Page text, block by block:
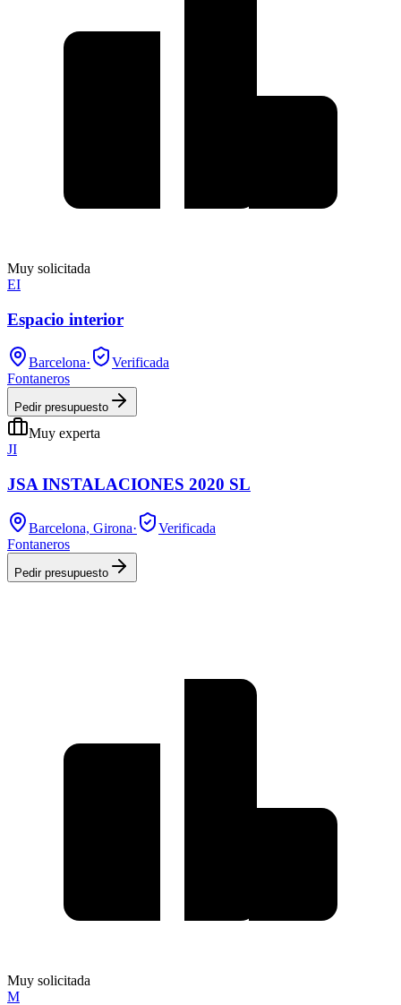
Muy solicitada
EI
Espacio interior
Barcelona·
Verificada
Fontaneros
Pedir presupuesto
Muy experta
JI
JSA INSTALACIONES 2020 SL
Barcelona, Girona·
Verificada
Fontaneros
Pedir presupuesto
Muy solicitada
M